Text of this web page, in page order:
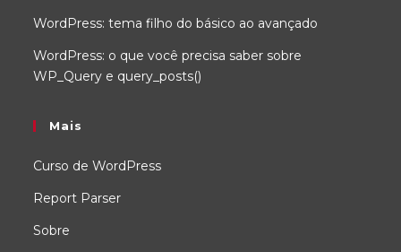
WordPress: tema filho do básico ao avançado
WordPress: o que você precisa saber sobre
WP_Query e query_posts()
Mais
Curso de WordPress
Report Parser
Sobre